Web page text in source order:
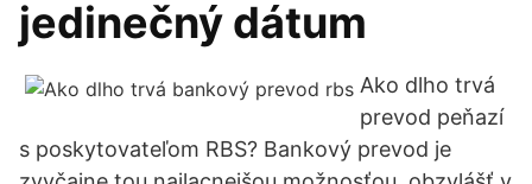
jedinečný dátum
Ako dlho trvá
prevod peňazí
s poskytovateľom RBS? Bankový prevod je